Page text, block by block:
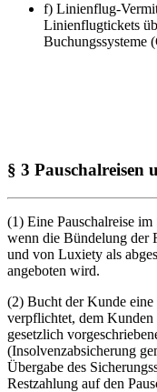
f) Linienflug-
Linienflugtickets
Buchungssysteme
§ 3 Pauschalreisen
(1) Eine Pauschalreise
wenn die Bündelung der
und von Luxiety als
angeboten wird.
(2) Bucht der Kunde
verpflichtet, dem Kunden
gesetzlich
(Insolvenzabsicherung
Übergabe des
Restzahlung auf den